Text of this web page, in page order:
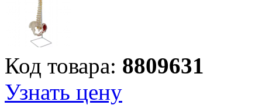
Код товара: 8809631
Узнать цену